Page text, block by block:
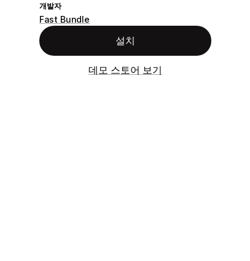
개발자
Fast Bundle
설치
데모 스토어 보기